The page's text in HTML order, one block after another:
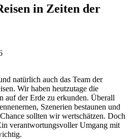
in Zeiten der
natürlich auch das Team der
Wir haben heutzutage die
auf der Erde zu erkunden. Überall
Szenerien bestaunen und
sollten wir wertschätzen. Doch
verantwortungsvoller Umgang mit